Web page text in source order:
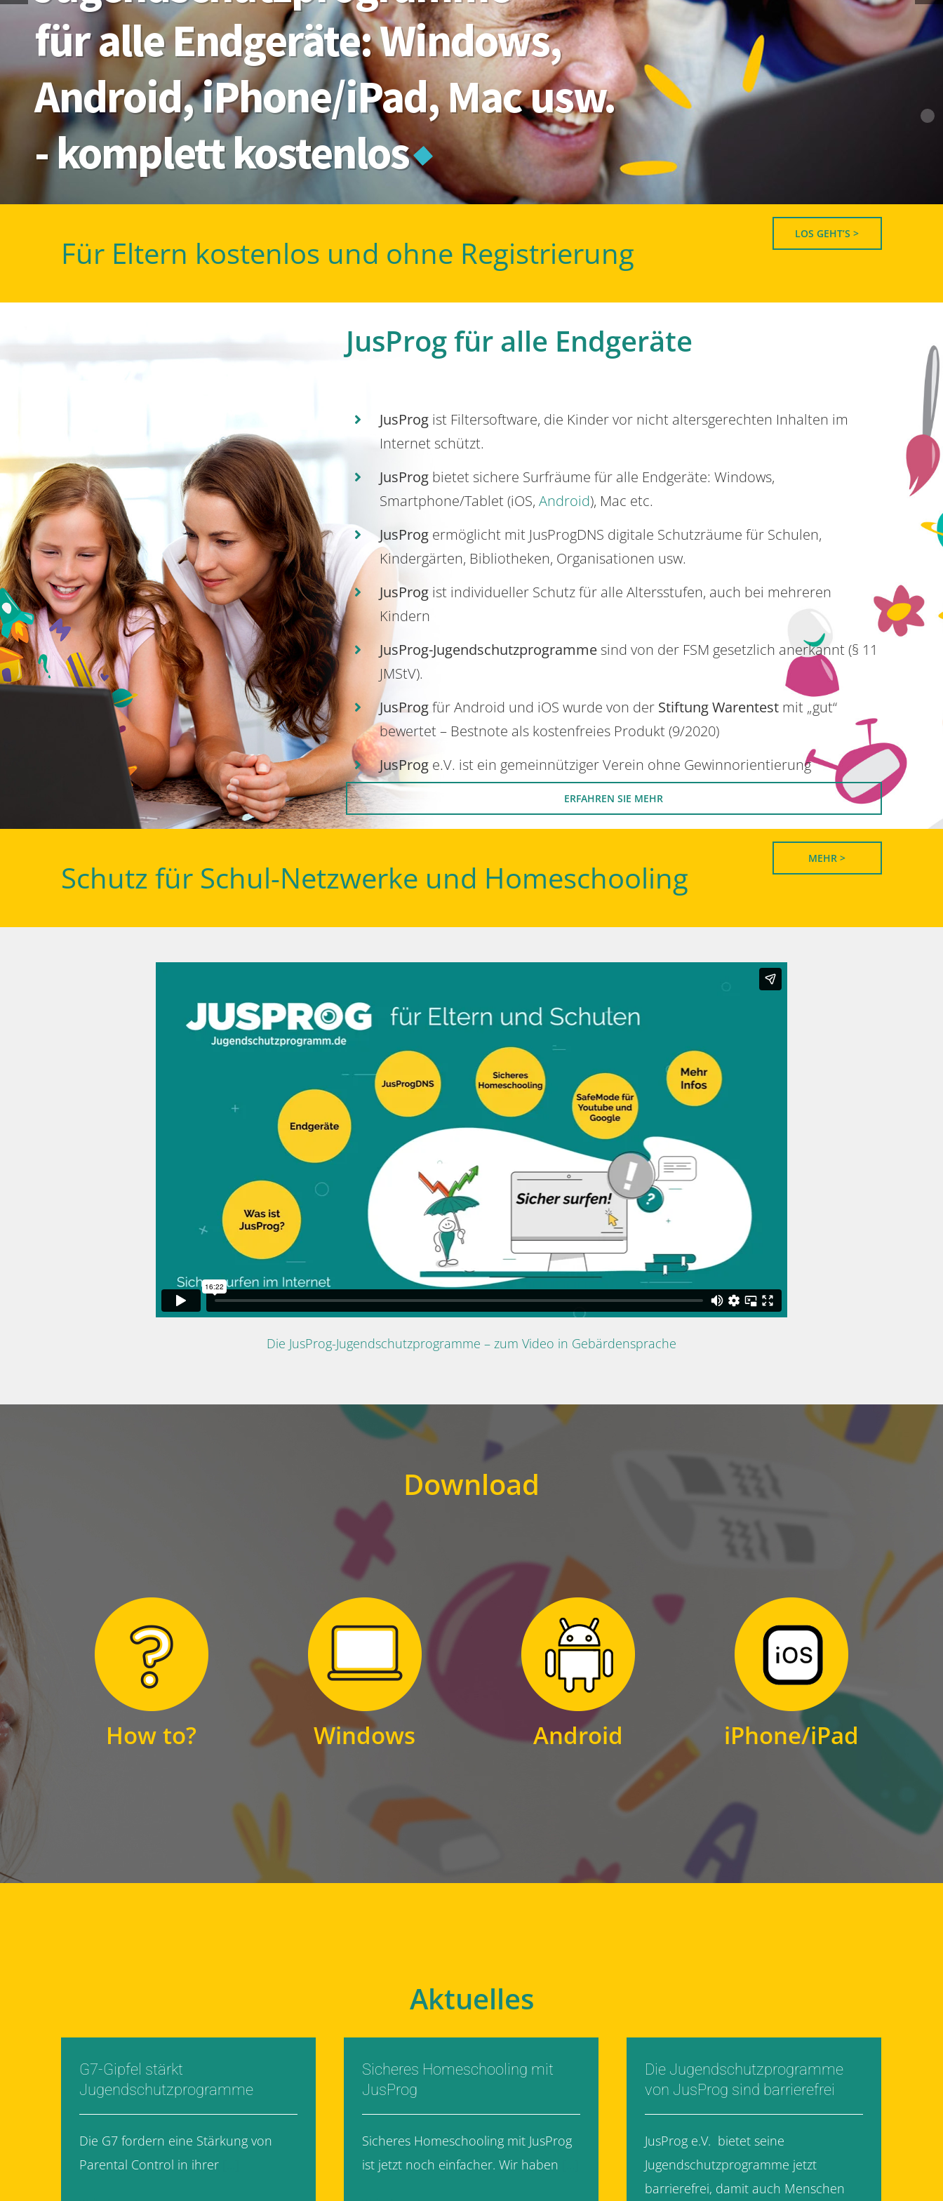
- komplett kostenlos
Android, iPhone/iPad, Mac usw.
für alle Endgeräte: Windows,
Für Eltern kostenlos und ohne Registrierung
LOS GEHT’S >
JusProg für alle Endgeräte
JusProgist Filtersoftware, die Kinder vor nicht altersgerechten Inhalten im
Internet schützt.
JusProgbietet sichere Surfräume für alle Endgeräte: Windows,
Smartphone/Tablet (iOS, Android), Mac etc.
JusProg ermöglicht mit JusProgDNS digitale Schutzräume für Schulen,
Kindergärten, Bibliotheken, Organisationen usw.
JusProgist individueller Schutz für alle Altersstufen, auch bei mehreren
Kindern
JusProg-Jugendschutzprogrammesind von der FSM gesetzlich anerkannt (§ 11
JMStV).
JusProgfür Android und iOS wurde von der Stiftung Warentestmit „gut“
bewertet – Bestnote als kostenfreies Produkt (9/2020)
JusProge.V. ist ein gemeinnütziger Verein ohne Gewinnorientierung
ERFAHREN SIE MEHR
Schutz für Schul-Netzwerke und Homeschooling
MEHR >
Die JusProg-Jugendschutzprogramme – zum Video in Gebärdensprache
Download
How to?
Hier finden Sie
Windows
Zum Download
für Windows
Android
Zum Download
für Android
iPhone/iPad
Zum Download
für iPhone und iPad
Aktuelles
G7-Gipfel stärkt
Jugendschutzprogramme
Die G7 fordern eine Stärkung von
Parental Control in ihrer
Sicheres Homeschooling mit
JusProg
Sicheres Homeschooling mit JusProg
ist jetzt noch einfacher. Wir haben
Die Jugendschutzprogramme
von JusProg sind barrierefrei
JusProg e.V. bietet seine
Jugendschutzprogramme jetzt
barrierefrei, damit auch Menschen